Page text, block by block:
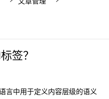
签？
言中用于定义内容层级的语义